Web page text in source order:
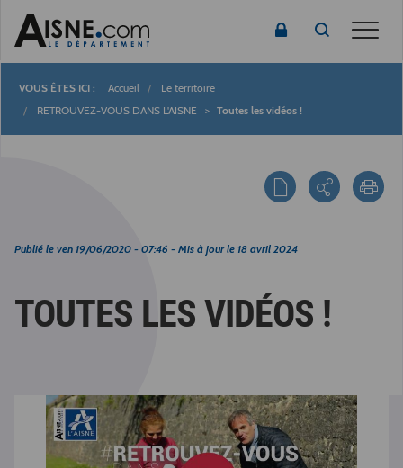
Fil
Accueil
Le territoire
RETROUVEZ-VOUS DANS L'AISNE
Toutes les vidéos !
Publié le ven 19/06/2020 - 07:46 - Mis à jour le 18 avril 2024
TOUTES LES VIDÉOS !